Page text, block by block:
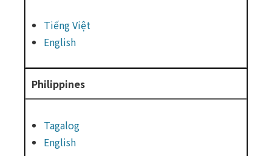
Tiếng Việt
English
Philippines
Tagalog
English